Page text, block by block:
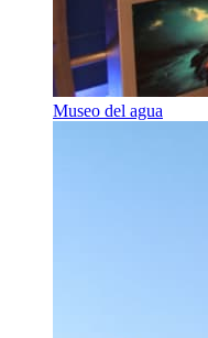
Museo del agua